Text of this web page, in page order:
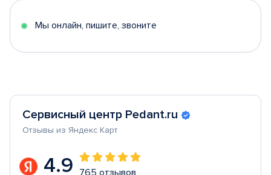
5
Мы онлайн, пишите, звоните
Сервисный центр Pedant.ru
Отзывы из Яндекс Карт
4.9 765 отзывов